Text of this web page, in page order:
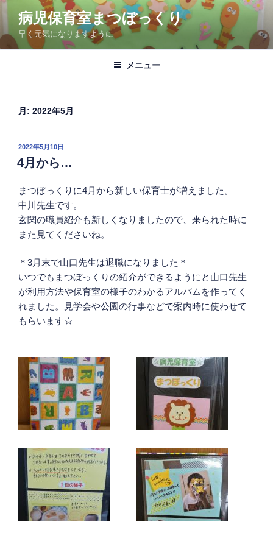
テ
ン
へ
病児保育室まつぼっくり
早く元気になりますように
メニュー
月: 2022年5月
投
稿
日:
2022年5月10日
4月から…
まつぼっくりに4月から新しい保育士が増えました。
中川先生です。
玄関の職員紹介も新しくなりましたので、来られた時に
また見てくださいね。
＊3月末で山口先生は退職になりました＊
いつでもまつぼっくりの紹介ができるようにと山口先生
が利用方法や保育室の様子のわかるアルバムを作ってく
れました。見学会や公園の行事などで案内時に使わせて
もらいます☆